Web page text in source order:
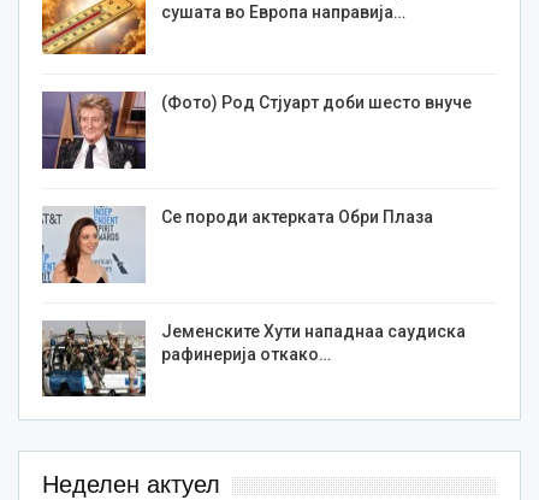
сушата во Европа направија…
(Фото) Род Стјуарт доби шесто внуче
Се породи актерката Обри Плаза
Јеменските Хути нападнаа саудиска
рафинерија откако…
Неделен актуел